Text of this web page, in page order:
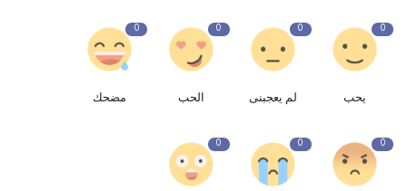
0
يحب
0
لم يعجبنى
0
الحب
0
مضحك
0
0
0